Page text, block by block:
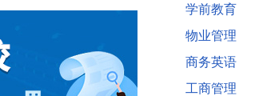
学前教育
物业管理
商务英语
工商管理